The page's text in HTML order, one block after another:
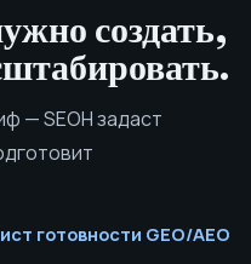
создать,
— SEOH задаст
готовности GEO/AEO